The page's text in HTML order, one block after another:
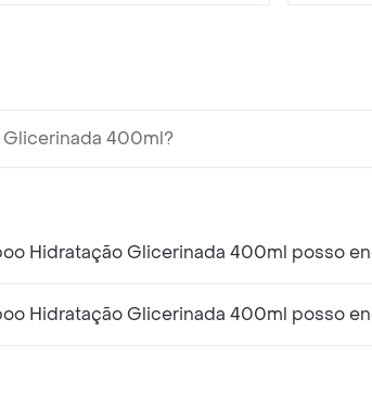
Glicerinada 400ml?
Hidratação Glicerinada 400ml posso
Hidratação Glicerinada 400ml posso